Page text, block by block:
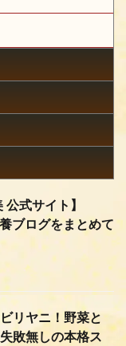
公式サイト】
ブログをまとめて
リヤニ！野菜と
敗無しの本格ス